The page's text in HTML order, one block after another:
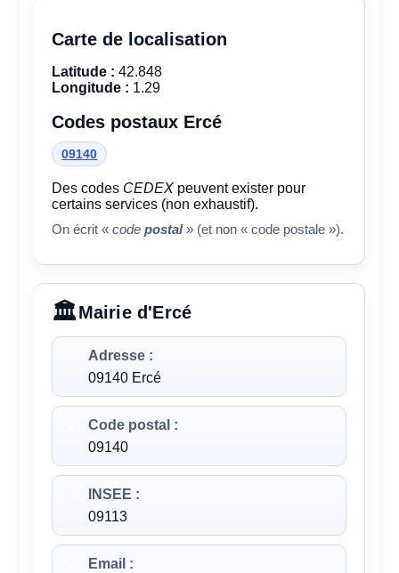
Carte de localisation
Latitude : 42.848
Longitude : 1.29
Codes postaux Ercé
09140
Des codes CEDEX peuvent exister pour
certains services (non exhaustif).
On écrit «codepostal» (et non « code postale »).
Mairie d'Ercé
Adresse :
09140 Ercé
Code postal :
09140
INSEE :
09113
Email :